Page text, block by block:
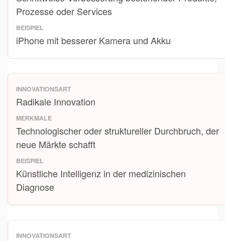
Prozesse oder Services
iPhone mit besserer Kamera und Akku
Radikale Innovation
Technologischer oder struktureller Durchbruch, der
neue Märkte schafft
Künstliche Intelligenz in der medizinischen
Diagnose